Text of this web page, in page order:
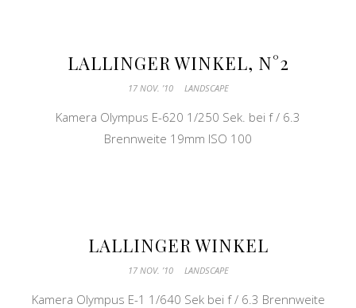
LALLINGER WINKEL, N°2
17 NOV. ’10 LANDSCAPE
Kamera Olympus E-620 1/250 Sek. bei f / 6.3
Brennweite 19mm ISO 100
LALLINGER WINKEL
17 NOV. ’10 LANDSCAPE
Kamera Olympus E-1 1/640 Sek bei f / 6.3 Brennweite